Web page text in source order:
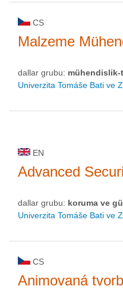
CS
Malzeme
dallar grubu: mühendislik-
Univerzita Tomáše Bati ve
EN
Advanced
dallar grubu: koruma ve
Univerzita Tomáše Bati ve
CS
Animovaná